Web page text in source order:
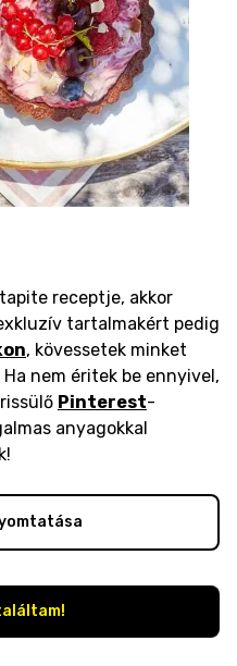
receptje, akkor
tartalmakért pedig
, kövessetek minket
Ha nem éritek be ennyivel,
Pinterest-
anyagokkal